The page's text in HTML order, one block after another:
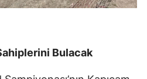
Bulacak